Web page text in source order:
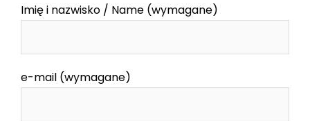
Imię i nazwisko / Name (wymagane)
e-mail (wymagane)